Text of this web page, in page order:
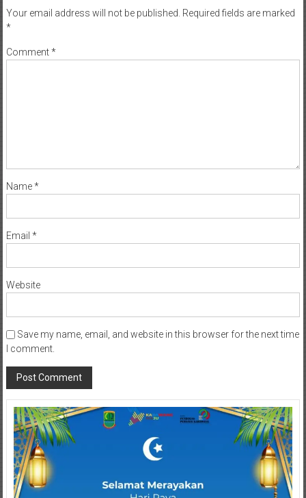
Your email address will not be published. Required fields are marked
*
Comment*
Name*
Email *
Website
Save my name, email, and website in this browser for the next time
I comment.